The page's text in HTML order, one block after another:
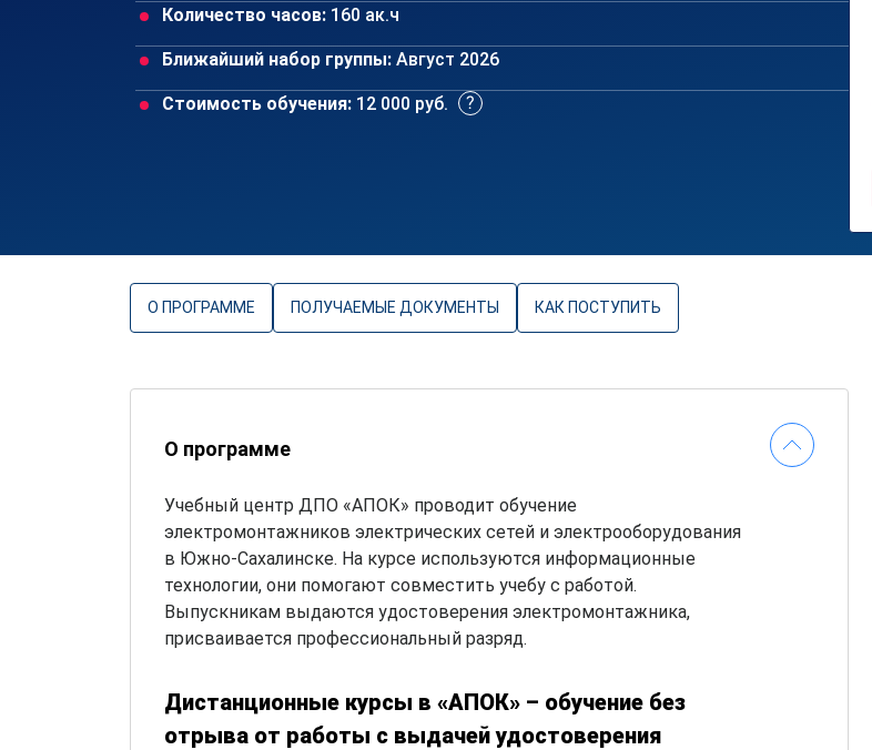
Количество часов: 160 ак.ч
Ближайший набор группы: Август 2026
Стоимость обучения: 12 000 руб.
О ПРОГРАММЕ ПОЛУЧАЕМЫЕ ДОКУМЕНТЫ КАК ПОСТУПИТЬ
О программе
Учебный центр ДПО «АПОК» проводит обучение
электромонтажников электрических сетей и электрооборудования
в Южно-Сахалинске. На курсе используются информационные
технологии, они помогают совместить учебу с работой.
Выпускникам выдаются удостоверения электромонтажника,
присваивается профессиональный разряд.
Дистанционные курсы в «АПОК» – обучение без
отрыва от работы с выдачей удостоверения